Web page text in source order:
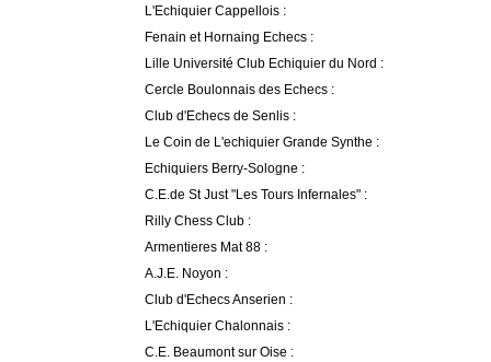
L'Echiquier Cappellois :
Fenain et Hornaing Echecs :
Lille Université Club Echiquier du Nord :
Cercle Boulonnais des Echecs :
Club d'Echecs de Senlis :
Le Coin de L'echiquier Grande Synthe :
Echiquiers Berry-Sologne :
C.E.de St Just "Les Tours Infernales" :
Rilly Chess Club :
Armentieres Mat 88 :
A.J.E. Noyon :
Club d'Echecs Anserien :
L'Echiquier Chalonnais :
C.E. Beaumont sur Oise :